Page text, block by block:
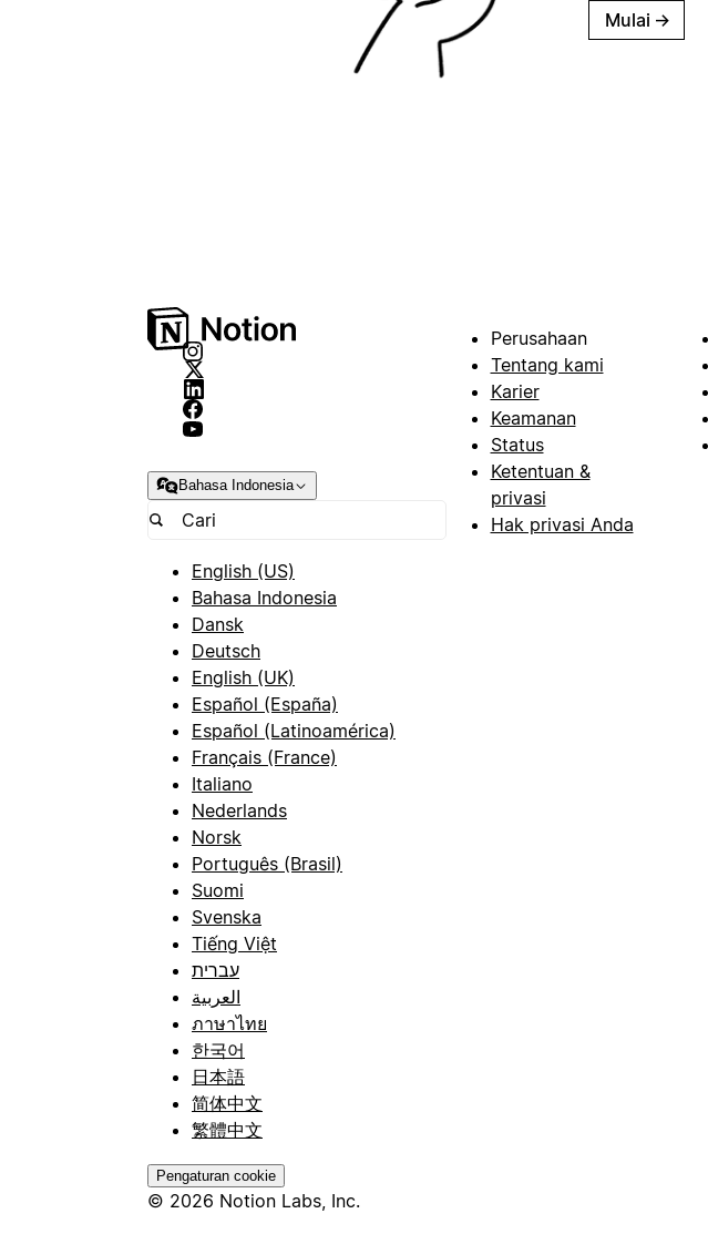
Mulai →
Bahasa Indonesia
English (US)
Bahasa Indonesia
Dansk
Deutsch
English (UK)
Español (España)
Español (Latinoamérica)
Français (France)
Italiano
Nederlands
Norsk
Português (Brasil)
Suomi
Svenska
Tiếng Việt
עברית
العربية
ภาษาไทย
한국어
日本語
简体中文
繁體中文
Pengaturan cookie
© 2026 Notion Labs, Inc.
Perusahaan
Tentang kami
Karier
Keamanan
Status
Ketentuan &
privasi
Hak privasi Anda